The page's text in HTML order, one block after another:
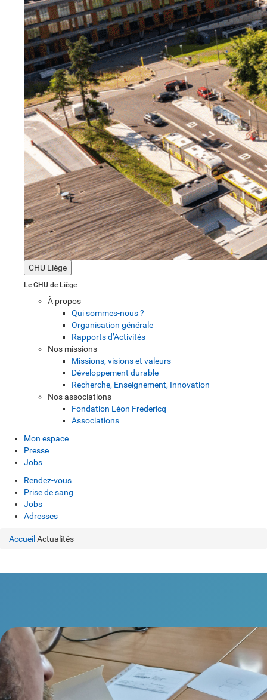
CHU Liège
Le CHU de Liège
À propos
Qui sommes-nous ?
Organisation générale
Rapports d’Activités
Nos missions
Missions, visions et valeurs
Développement durable
Recherche, Enseignement, Innovation
Nos associations
Fondation Léon Fredericq
Associations
Mon espace
Presse
Jobs
Rendez-vous
Prise de sang
Jobs
Adresses
Accueil Actualités